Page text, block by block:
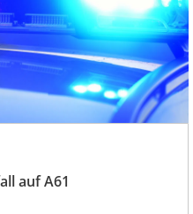
auf A61